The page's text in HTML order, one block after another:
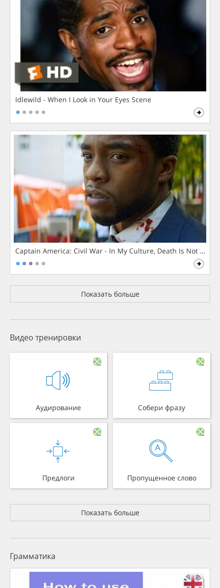
Idlewild - When I Look in Your Eyes Scene
Captain America: Civil War - In My Culture, Death Is Not The
Показать больше
Видео тренировки
Аудирование Собери фразу
Предлоги Пропущенное слово
Показать больше
Грамматика